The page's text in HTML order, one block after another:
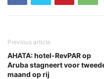
Previous article
AHATA: hotel-RevPAR op
Aruba stagneert voor
maand op rij